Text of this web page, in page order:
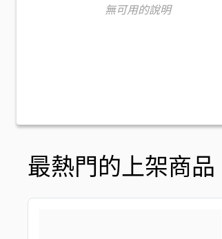
無可用的說明
最熱門的上架商品